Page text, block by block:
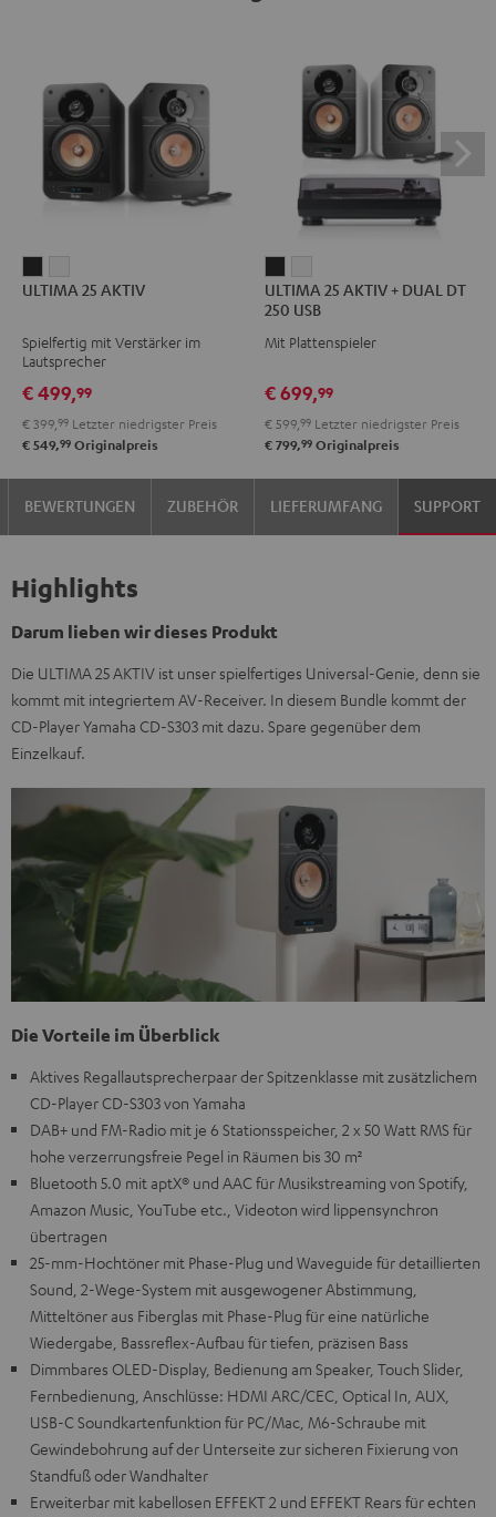
25
Night
Black
25
Pure
ULTIMA 25 AKTIV
Spielfertig mit Verstärker im
Lautsprecher
€ 499,99
€ 399, 99 Letzter niedrigster Preis
€ 549,99 Originalpreis
25
AKTIV
+
DT
250
USB
Night
Black
25
AKTIV
+
DT
250
USB
Pure
White
ULTIMA 25 AKTIV + DUAL DT
250 USB
Mit Plattenspieler
€ 699,99
€ 599, 99 Letzter niedrigster Preis
€ 799,99 Originalpreis
BEWERTUNGEN ZUBEHÖR LIEFERUMFANG SUPPORT
Highlights
Darum lieben wir dieses Produkt
Die ULTIMA 25 AKTIV ist unser spielfertiges Universal-Genie, denn sie
kommt mit integriertem AV-Receiver. In diesem Bundle kommt der
CD-Player Yamaha CD-S303 mit dazu. Spare gegenüber dem
Einzelkauf.
Die Vorteile im Überblick
Aktives Regallautsprecherpaar der Spitzenklasse mit zusätzlichem
CD-Player CD-S303 von Yamaha
DAB+ und FM-Radio mit je 6 Stationsspeicher, 2 x 50 Watt RMS für
hohe verzerrungsfreie Pegel in Räumen bis 30 m²
Bluetooth 5.0 mit aptX® und AAC für Musikstreaming von Spotify,
Amazon Music, YouTube etc., Videoton wird lippensynchron
übertragen
25-mm-Hochtöner mit Phase-Plug und Waveguide für detaillierten
Sound, 2-Wege-System mit ausgewogener Abstimmung,
Mitteltöner aus Fiberglas mit Phase-Plug für eine natürliche
Wiedergabe, Bassreflex-Aufbau für tiefen, präzisen Bass
Dimmbares OLED-Display, Bedienung am Speaker, Touch Slider,
Fernbedienung, Anschlüsse: HDMI ARC/CEC, Optical In, AUX,
USB-C Soundkartenfunktion für PC/Mac, M6-Schraube mit
Gewindebohrung auf der Unterseite zur sicheren Fixierung von
Standfuß oder Wandhalter
Erweiterbar mit kabellosen EFFEKT 2 und EFFEKT Rears für echten